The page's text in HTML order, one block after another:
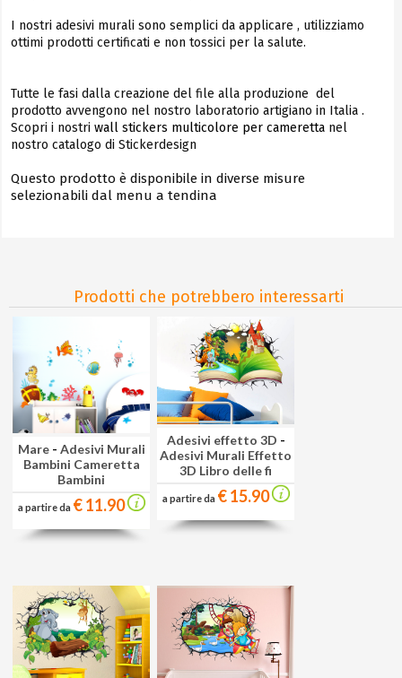
I nostri adesivi murali sono semplici da applicare , utilizziamo
ottimi prodotti certificati e non tossici per la salute.
Tutte le fasi dalla creazione del file alla produzione del
prodotto avvengono nel nostro laboratorio artigiano in Italia .
Scopri i nostriwall stickers multicolore per cameretta nel
nostro catalogo di Stickerdesign
Questo prodotto è disponibile in diverse misure
selezionabili dal menu a tendina
Prodotti che potrebbero interessarti
Mare - Adesivi Murali
Bambini Cameretta
Bambini
a partire da € 11.90
Adesivi effetto 3D -
Adesivi Murali Effetto
3D Libro delle fi
a partire da € 15.90